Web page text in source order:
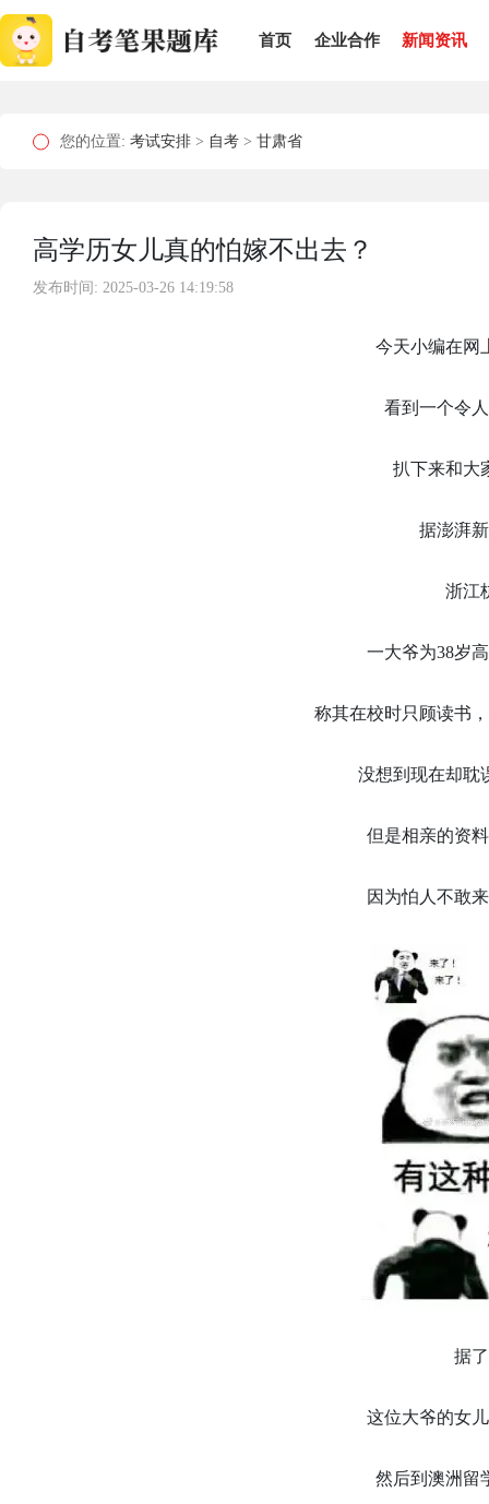
首页 企业合作 新闻资讯
您的位置: 考试安排 > 自考 > 甘肃省
高学历女儿真的怕嫁不出去？
发布时间: 2025-03-26 14:19:58
今天小编在网
看到一个令
扒下来和大
据澎湃
浙江
一大爷为38岁
称其在校时只顾读书
没想到现在却耽
但是相亲的资
因为怕人不敢
据
这位大爷的女
然后到澳洲留